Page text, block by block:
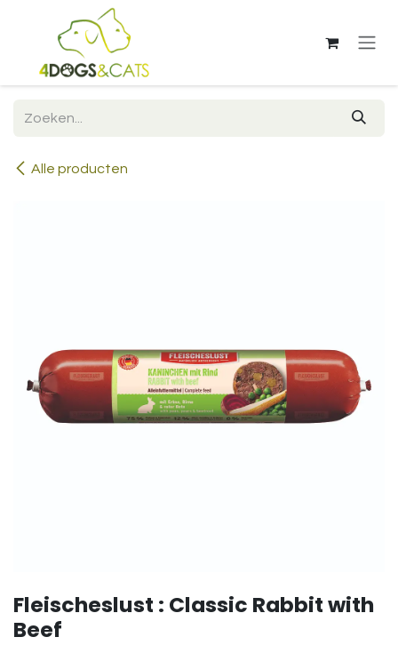
Overslaan naar inhoud
Alle producten
Fleischeslust : Classic Rabbit with
Beef